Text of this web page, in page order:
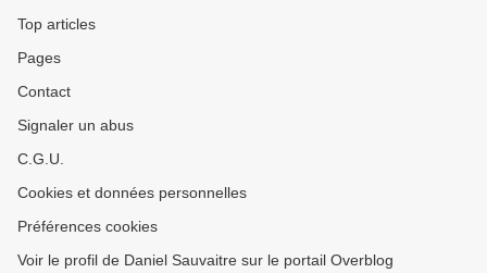
Top articles
Pages
Contact
Signaler un abus
C.G.U.
Cookies et données personnelles
Préférences cookies
Voir le profil de Daniel Sauvaitre sur le portail Overblog